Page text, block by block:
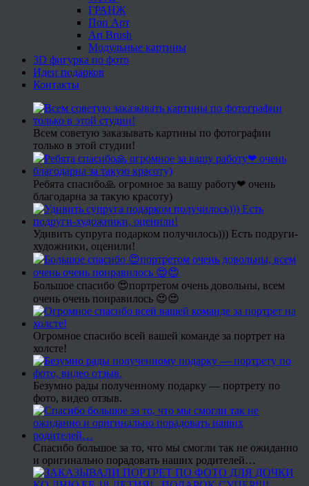
ГРАНЖ
Поп Арт
Art Brush
Модульные картины
3D фигурка по фото
Идеи подарков
Контакты
Всем советую заказывать картины по фотографии
только в этой студии!
Ребята спасибо🙏 огромное за вашу работу❤ очень
благодарна за такую красоту)
Удивить супруга подарком получилось))) Есть подруги-
художники, оценили!
Большое спасибо 😍портретом очень довольны, всем
очень очень понравилось 😍😍
Огромное спасибо всей вашей команде за портрет на
холсте!
Безумно рады полученному подарку — портрету по
фото, видео отзыв.
Спасибо большое за то, что мы смогли так не ожиданно
и оригинально порадовать наших родителей…